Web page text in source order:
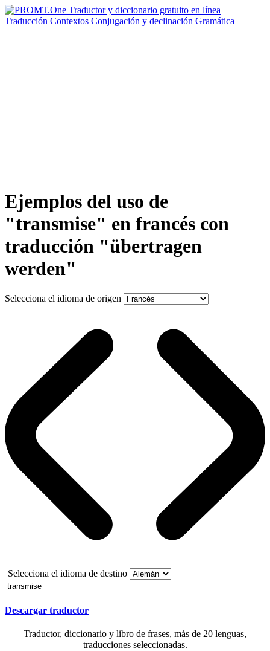
Traducción Contextos Conjugación y declinación Gramática
Ejemplos del uso de
"transmise" en francés con
traducción "übertragen
werden"
Selecciona el idioma de origen
Selecciona el idioma de destino
Descargar traductor
Traductor, diccionario y libro de frases, más de 20 lenguas,
traducciones seleccionadas.